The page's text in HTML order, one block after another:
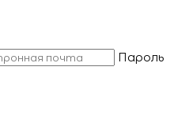
Пароль